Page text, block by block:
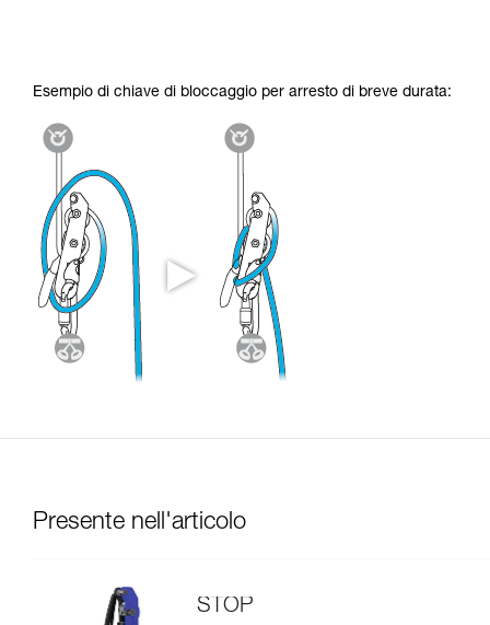
Esempio di chiave di bloccaggio per arresto di breve durata:
Presente nell'articolo
STOP